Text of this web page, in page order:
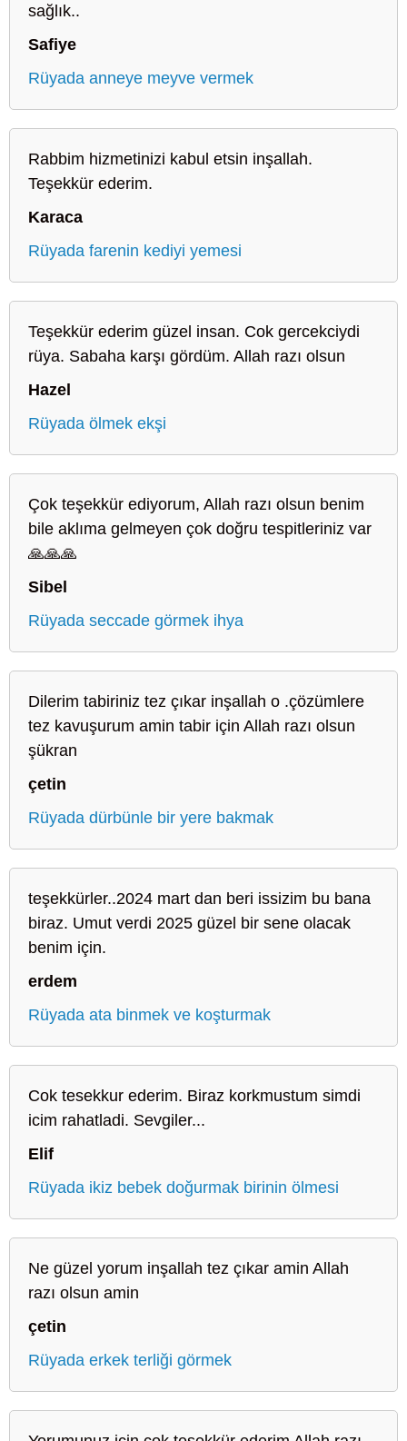
sağlık..
Safiye
Rüyada anneye meyve vermek
Rabbim hizmetinizi kabul etsin inşallah.
Teşekkür ederim.
Karaca
Rüyada farenin kediyi yemesi
Teşekkür ederim güzel insan. Cok gercekciydi
rüya. Sabaha karşı gördüm. Allah razı olsun
Hazel
Rüyada ölmek ekşi
Çok teşekkür ediyorum, Allah razı olsun benim
bile aklıma gelmeyen çok doğru tespitleriniz var
🙏🙏🙏
Sibel
Rüyada seccade görmek ihya
Dilerim tabiriniz tez çıkar inşallah o .çözümlere
tez kavuşurum amin tabir için Allah razı olsun
şükran
çetin
Rüyada dürbünle bir yere bakmak
teşekkürler..2024 mart dan beri issizim bu bana
biraz. Umut verdi 2025 güzel bir sene olacak
benim için.
erdem
Rüyada ata binmek ve koşturmak
Cok tesekkur ederim. Biraz korkmustum simdi
icim rahatladi. Sevgiler...
Elif
Rüyada ikiz bebek doğurmak birinin ölmesi
Ne güzel yorum inşallah tez çıkar amin Allah
razı olsun amin
çetin
Rüyada erkek terliği görmek